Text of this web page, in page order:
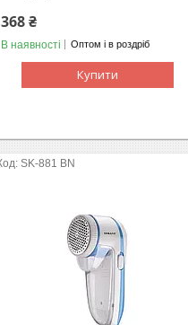
368 ₴
В наявності Оптом і в роздріб
Купити
SK-881 BN